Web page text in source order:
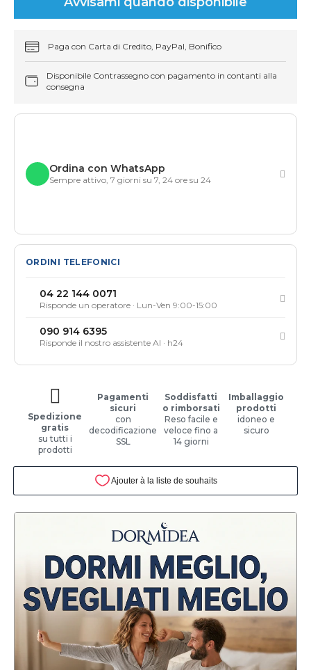
Paga con Carta di Credito, PayPal, Bonifico
Disponibile Contrassegno con pagamento in contanti alla
consegna
Ordina con WhatsApp
Sempre attivo, 7 giorni su 7, 24 ore su 24
ORDINI TELEFONICI
04 22 144 0071
Risponde un operatore · Lun-Ven 9:00-15:00
090 914 6395
Risponde il nostro assistente AI · h24
Spedizione
gratis
su tutti i
prodotti
Pagamenti
sicuri
con
decodificazione
SSL
Soddisfatti
o rimborsati
Reso facile e
veloce fino a
14 giorni
Imballaggio
prodotti
idoneo e
sicuro